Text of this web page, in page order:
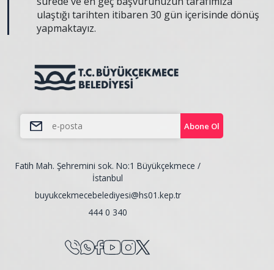
ulaştığı tarihten itibaren 30 gün içerisinde dönüş
yapmaktayız.
Abone Ol
Fatih Mah. Şehremini sok. No:1 Büyükçekmece /
İstanbul
buyukcekmecebelediyesi@hs01.kep.tr
444 0 340